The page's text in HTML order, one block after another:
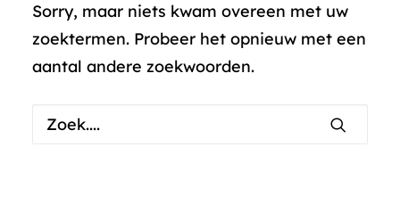
Sorry, maar niets kwam overeen met uw
zoektermen. Probeer het opnieuw met een
aantal andere zoekwoorden.